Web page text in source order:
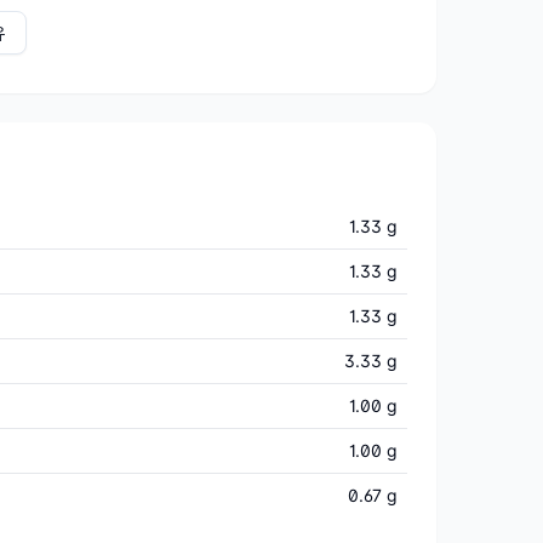
1.33 g
1.33 g
1.33 g
3.33 g
1.00 g
1.00 g
0.67 g